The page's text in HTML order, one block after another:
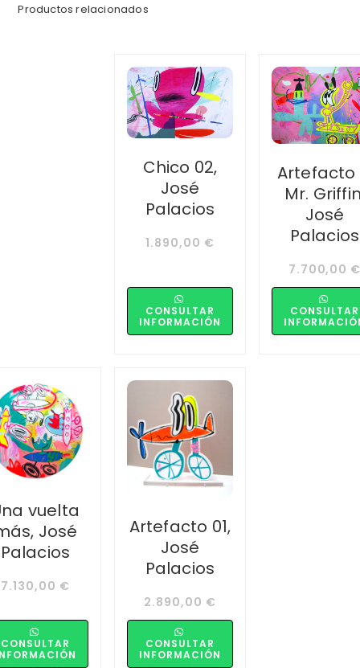
Productos relacionados
Chico 02,
José
Palacios
1.890,00 €
CONSULTAR
INFORMACIÓN
Artefacto
Mr.
José
Palacios
7.700,00 €
CONSULTAR
vuelta
José
Palacios
7.130,00 €
CONSULTAR
Artefacto 01,
José
Palacios
2.890,00 €
CONSULTAR
INFORMACIÓN